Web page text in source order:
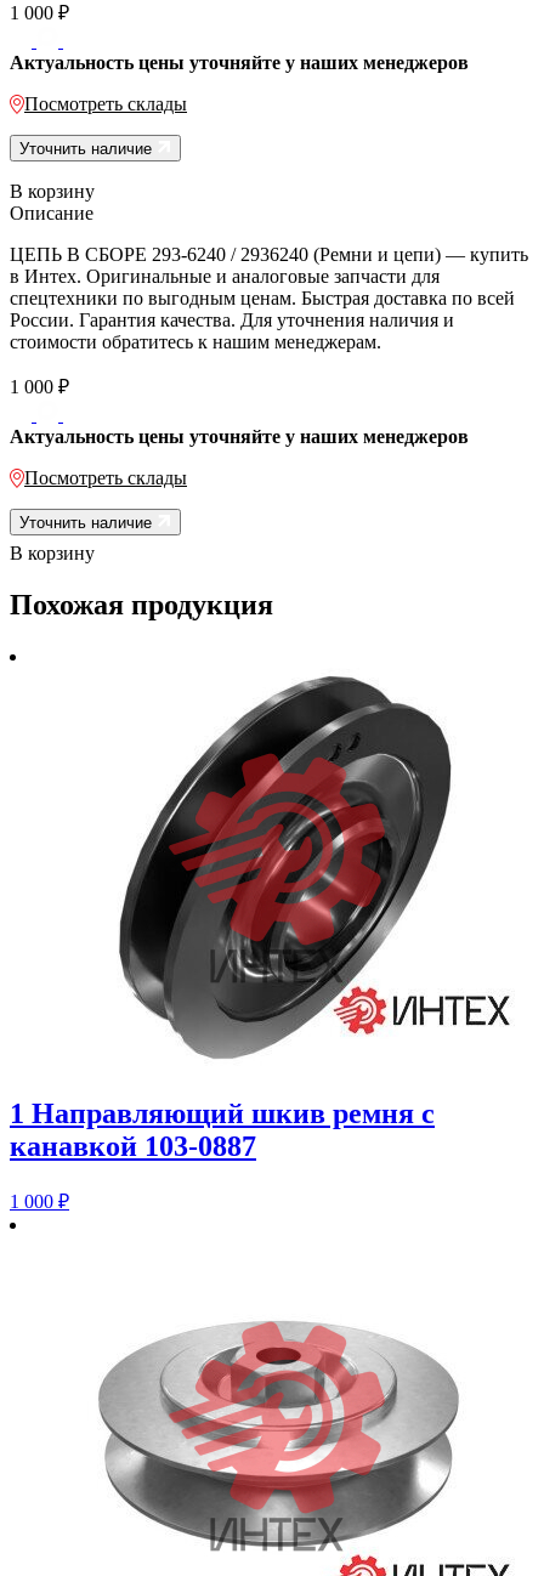
1 000 ₽
Актуальность цены уточняйте у наших менеджеров
Посмотреть склады
Уточнить наличие
В корзину
Описание
ЦЕПЬ В СБОРЕ 293-6240 / 2936240 (Ремни и цепи) — купить
в Интех. Оригинальные и аналоговые запчасти для
спецтехники по выгодным ценам. Быстрая доставка по всей
России. Гарантия качества. Для уточнения наличия и
стоимости обратитесь к нашим менеджерам.
1 000 ₽
Актуальность цены уточняйте у наших менеджеров
Посмотреть склады
Уточнить наличие
В корзину
Похожая продукция
1 Направляющий шкив ремня с
канавкой 103-0887
1 000 ₽